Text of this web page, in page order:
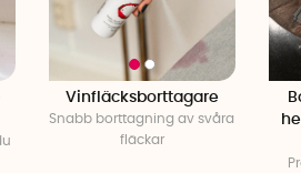
Vinfläcksborttagare
Snabb borttagning av svåra
fläckar